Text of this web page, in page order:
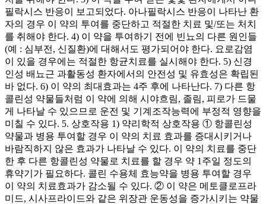
필락시스 반응이 보고되었다. 아나필락시스 반응이 나타난 환
자의 경우 이 약의 투여를 중단하고 적절한 치료 및/또는 처치
를 취해야 한다. 4) 이 약을 투여하기 전에 빈뇨의 다른 원인들
(예 : 심부전, 신질환)에 대해서도 평가되어야 한다. 요로감염
이 있을 경우에는 적절한 항균치료를 실시해야 한다. 5) 신경
인성 배뇨근 과활동성 환자에서의 안전성 및 유효성은 확립된
바 없다. 6) 이 약의 최대효과는 4주 후에 나타난다. 7) 다른 항
콜린성 약물들처럼 이 약에 의해 시야흐림, 졸림, 피로가 드물
게 나타날 수 있으므로 운전 및 기계조작능력에 부정적 영향을
미칠 수 있다. 5. 상호작용 1) 약리학적 상호작용 ① 항콜린성
약물과 병용 투여할 경우 이 약의 치료 효과를 증대시키거나
바람직하지 않은 효과가 나타날 수 있다. 이 약의 치료를 중단
한 후 다른 항콜린성 약물로 치료를 할 경우 약 1주일 정도의
휴약기가 필요하다. 콜린 수용체 효능약을 병용 투여할 경우
이 약의 치료효과가 감소될 수 있다. ② 이 약은 메토클로프라
미드, 시사프라이드와 같은 위장관 운동성을 증가시키는 약물